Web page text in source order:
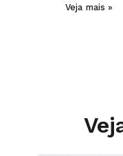
Veja mais »